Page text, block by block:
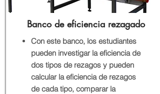
Banco de eficiencia rezagado
Con este banco, los estudiantes
pueden investigar la eficiencia de
dos tipos de rezagos y pueden
calcular la eficiencia de rezagos
de cada tipo, comparar la